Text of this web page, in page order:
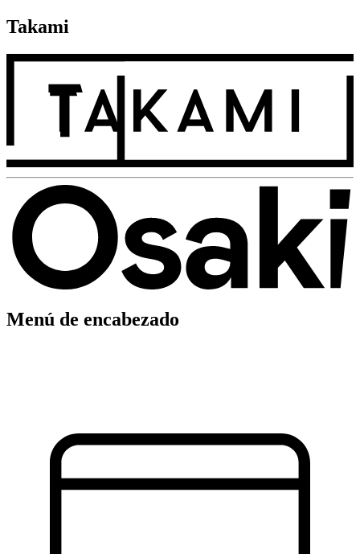
Takami
Menú de encabezado